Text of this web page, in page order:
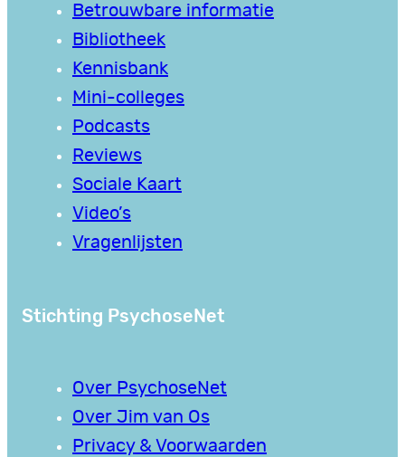
Betrouwbare informatie
Bibliotheek
Kennisbank
Mini-colleges
Podcasts
Reviews
Sociale Kaart
Video’s
Vragenlijsten
Stichting PsychoseNet
Over PsychoseNet
Over Jim van Os
Privacy & Voorwaarden